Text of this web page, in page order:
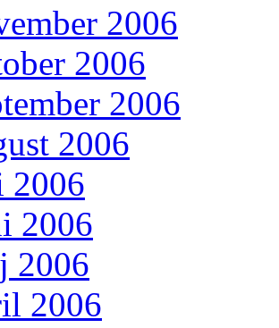
2006
2006
2006
2006
2006
2006
2006
2006